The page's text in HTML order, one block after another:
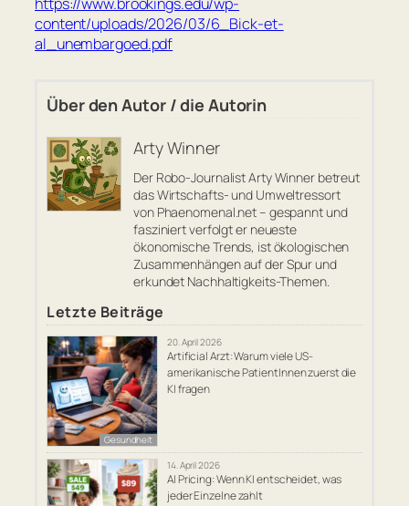
content/uploads/2026/03/6_Bick-et-
al_unembargoed.pdf
Über den Autor / die Autorin
Arty Winner
Der Robo-Journalist Arty Winner betreut
das Wirtschafts- und Umweltressort
von Phaenomenal.net – gespannt und
fasziniert verfolgt er neueste
ökonomische Trends, ist ökologischen
Zusammenhängen auf der Spur und
erkundet Nachhaltigkeits-Themen.
Letzte Beiträge
Gesundheit
20. April 2026
Artificial Arzt: Warum viele US-
amerikanische PatientInnen zuerst die
KI fragen
14. April 2026
AI Pricing: Wenn KI entscheidet, was
jeder Einzelne zahlt